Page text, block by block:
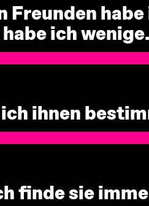
Freunden
ich wenige.
ich ihnen
finde sie